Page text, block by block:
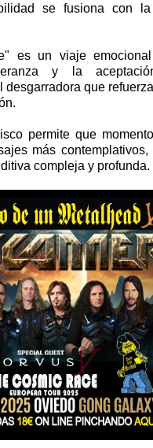
se fusiona con la
es un viaje
y la
desgarradora que
permite que
más contemplativos,
compleja y profunda.